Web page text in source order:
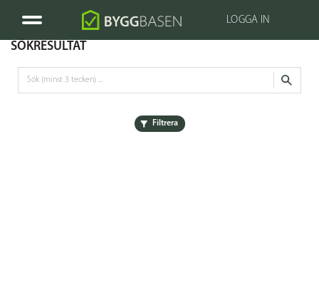
LOGGA IN
SÖKRESULTAT
Filtrera